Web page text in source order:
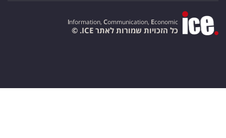
Information, Communication, Economic
כל הזכויות שמורות לאתר ICE. ©